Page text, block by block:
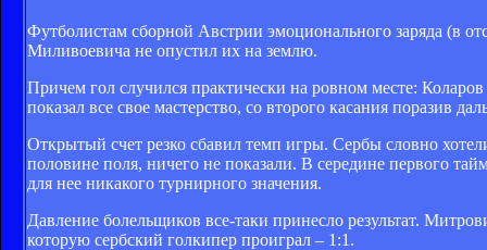
Футболистам сборной Австрии эмоционального заряда (в
Миливоевича не опустил их на землю.
Причем гол случился практически на ровном месте:
показал все свое мастерство, со второго касания поразив
Открытый счет резко сбавил темп игры. Сербы словно
половине поля, ничего не показали. В середине первого
для нее никакого турнирного значения.
Давление болельщиков все-таки принесло результат.
которую сербский голкипер проиграл – 1:1.